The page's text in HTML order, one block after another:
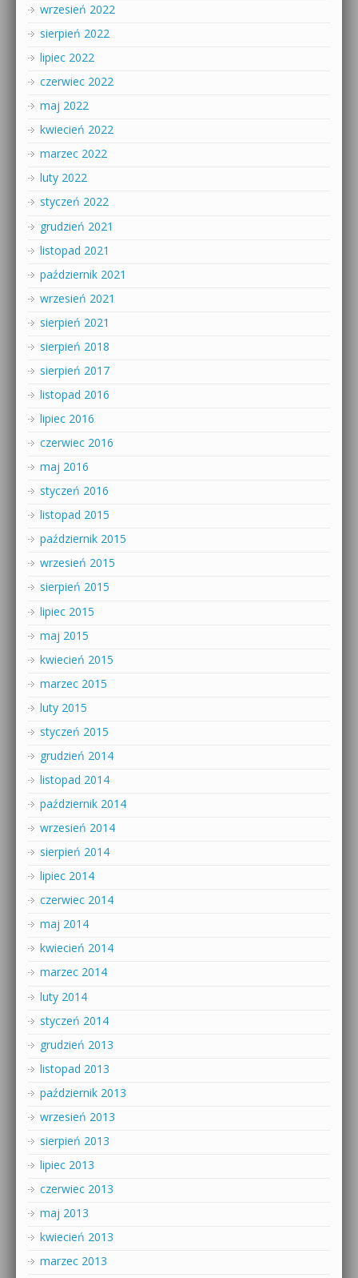
wrzesień 2022
sierpień 2022
lipiec 2022
czerwiec 2022
maj 2022
kwiecień 2022
marzec 2022
luty 2022
styczeń 2022
grudzień 2021
listopad 2021
październik 2021
wrzesień 2021
sierpień 2021
sierpień 2018
sierpień 2017
listopad 2016
lipiec 2016
czerwiec 2016
maj 2016
styczeń 2016
listopad 2015
październik 2015
wrzesień 2015
sierpień 2015
lipiec 2015
maj 2015
kwiecień 2015
marzec 2015
luty 2015
styczeń 2015
grudzień 2014
listopad 2014
październik 2014
wrzesień 2014
sierpień 2014
lipiec 2014
czerwiec 2014
maj 2014
kwiecień 2014
marzec 2014
luty 2014
styczeń 2014
grudzień 2013
listopad 2013
październik 2013
wrzesień 2013
sierpień 2013
lipiec 2013
czerwiec 2013
maj 2013
kwiecień 2013
marzec 2013